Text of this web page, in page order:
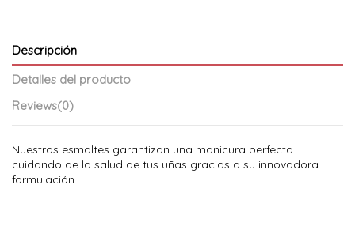
Descripción
Detalles del producto
Reviews(0)
Nuestros esmaltes garantizan una manicura perfecta
cuidando de la salud de tus uñas gracias a su innovadora
formulación.